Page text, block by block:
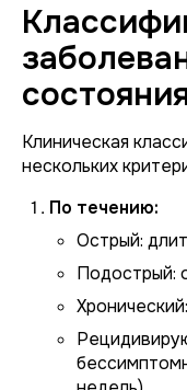
Клиническая
нескольких
По течению:
Острый:
Подострый:
Хронический: